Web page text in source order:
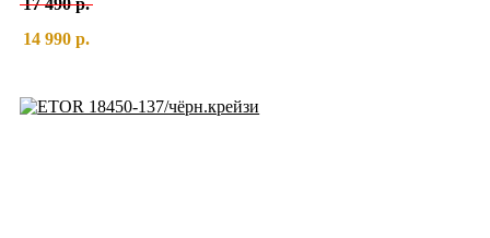
17 490 р.
14 990 р.